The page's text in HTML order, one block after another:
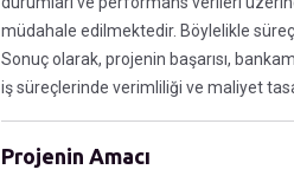
müdahale edilmektedir. Böylelikle
Sonuç olarak, projenin başarısı,
iş süreçlerinde verimliliği ve maliyet
Projenin Amacı